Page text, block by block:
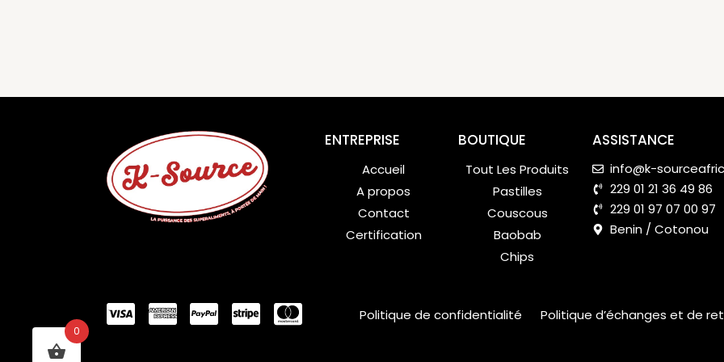
ENTREPRISE
Accueil
A propos
Contact
Certification
BOUTIQUE
Tout Les Produits
Pastilles
Couscous
Baobab
Chips
ASSISTANCE
info@k-
229 01 21 36 49 86
229 01 97 07 00 97
Benin / Cotonou
Politique de confidentialité Politique d’échanges et de
0